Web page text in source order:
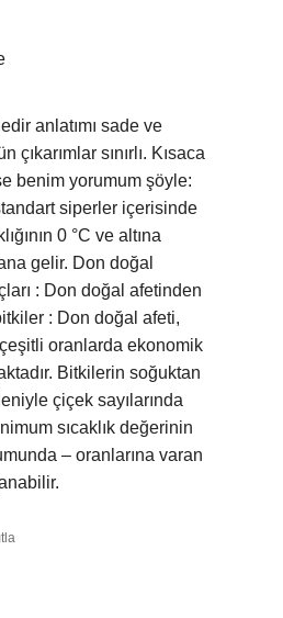
anlatımı sade ve
çıkarımlar sınırlı. Kısaca
benim yorumum şöyle:
siperler içerisinde
0 °C ve altına
gelir. Don doğal
: Don doğal afetinden
: Don doğal afeti,
oranlarda ekonomik
Bitkilerin soğuktan
çiçek sayılarında
sıcaklık değerinin
– oranlarına varan